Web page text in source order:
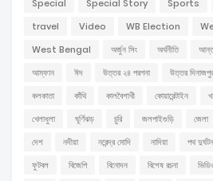
Special
Special Story Sports
travel
Video WB Election
West Bengal
অর্জুন সিং অর্থনীতি
আম্ফান
ঈদ উত্তর ২৪ পরগনা উত্তর দিনাজপুর
কলকাতা
কাঁথি কালবৈশাখী কোয়ারেন্টাইন
খেলাধুলা
ঘূর্ণিঝড় চুরি জলপাইগুড়ি জেলা
দেশ
নদীয়া নরেন্দ্র মোদি নাদিয়া পথ
ফুটবল
বিজেপি বিনোদন বিশেষ রচনা